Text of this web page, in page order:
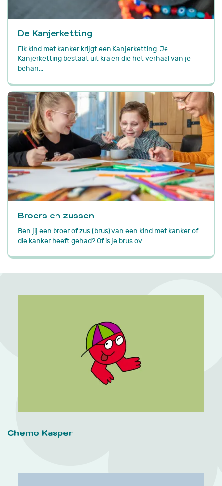
De Kanjerketting
Elk kind met kanker krijgt een Kanjerketting. Je
Kanjerketting bestaat uit kralen die het verhaal van je
behan...
Broers en zussen
Ben jij een broer of zus (brus) van een kind met kanker of
die kanker heeft gehad? Of is je brus ov...
Chemo Kasper